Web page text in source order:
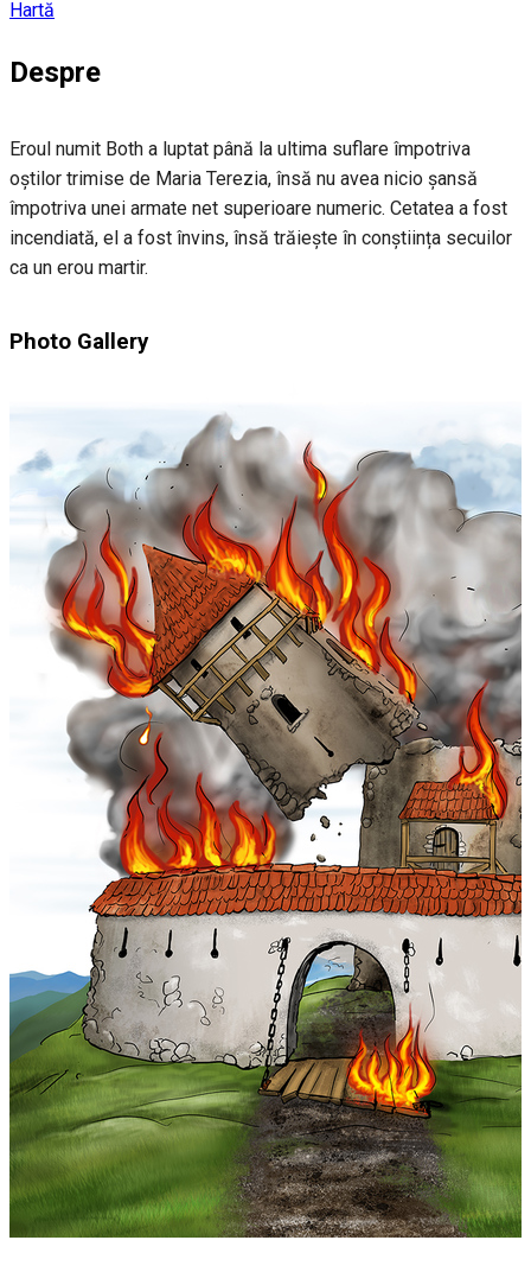
Hartă
Despre
Eroul numit Both a luptat până la ultima suflare împotriva
oștilor trimise de Maria Terezia, însă nu avea nicio șansă
împotriva unei armate net superioare numeric. Cetatea a fost
incendiată, el a fost învins, însă trăiește în conștiința secuilor
ca un erou martir.
Photo Gallery